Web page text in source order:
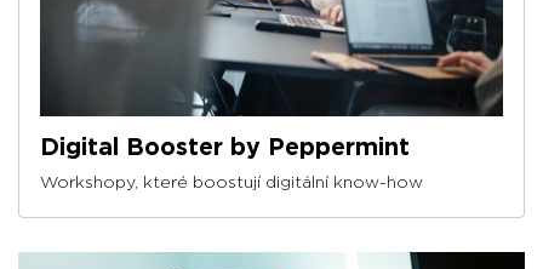
Digital Booster by Peppermint
Workshopy, které boostují digitální know-how